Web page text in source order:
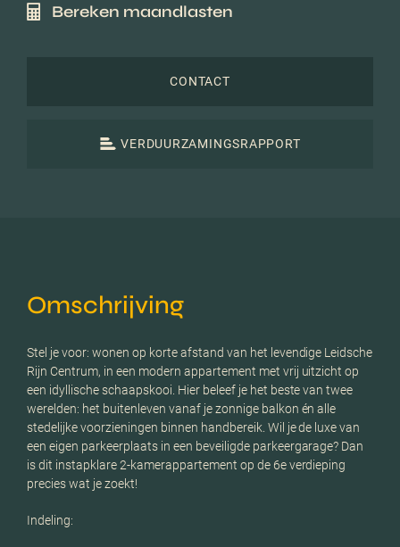
Bereken maandlasten
CONTACT
VERDUURZAMINGSRAPPORT
Omschrijving
Stel je voor: wonen op korte afstand van het levendige Leidsche
Rijn Centrum, in een modern appartement met vrij uitzicht op
een idyllische schaapskooi. Hier beleef je het beste van twee
werelden: het buitenleven vanaf je zonnige balkon én alle
stedelijke voorzieningen binnen handbereik. Wil je de luxe van
een eigen parkeerplaats in een beveiligde parkeergarage? Dan
is dit instapklare 2-kamerappartement op de 6e verdieping
precies wat je zoekt!
Indeling: